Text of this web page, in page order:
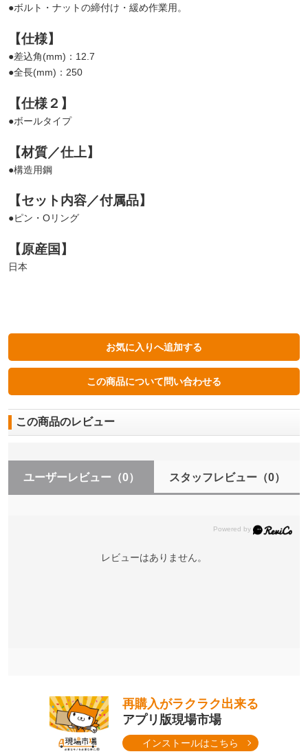
●ボルト・ナットの締付け・緩め作業用。
【仕様】
●差込角(mm)：12.7
●全長(mm)：250
【仕様２】
●ボールタイプ
【材質／仕上】
●構造用鋼
【セット内容／付属品】
●ピン・Oリング
【原産国】
日本
この商品のレビュー
ユーザーレビュー （0） スタッフレビュー（0）
レビューはありません。
再購入がラクラク出来る
アプリ版現場市場
インストールはこちら